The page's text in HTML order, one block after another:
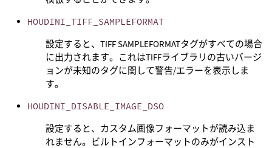
HOUDINI_TIFF_SAMPLEFORMAT
設定すると、TIFF SAMPLEFORMATタグがすべての場合
に出力されます。これはTIFFライブラリの古いバージ
ョンが未知のタグに関して警告/エラーを表示しま
す。
HOUDINI_DISABLE_IMAGE_DSO
設定すると、カスタム画像フォーマットが読み込ま
れません。ビルトインフォーマットのみがインスト